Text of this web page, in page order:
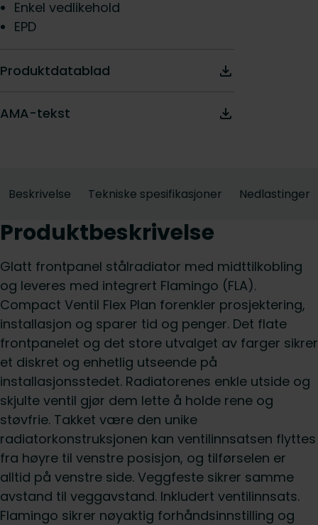
Enkel vedlikehold
EPD
Produktdatablad
AMA-tekst
Beskrivelse Tekniske spesifikasjoner Nedlastinger
Produktbeskrivelse
Glatt frontpanel stålradiator med midttilkobling
og leveres med integrert Flamingo (FLA).
Compact Ventil Flex Plan forenkler prosjektering,
installasjon og sparer tid og penger. Det flate
frontpanelet og det store utvalget av farger sikrer
et diskret og enhetlig utseende på
installasjonsstedet. Radiatorenes enkle utside og
skjulte ventil gjør dem lette å holde rene og
støvfrie. Takket være den unike
radiatorkonstruksjonen kan ventilinnsatsen flyttes
fra høyre til venstre posisjon, og tilførselen er
alltid på venstre side. Veggfeste sikrer samme
avstand til veggavstand. Inkludert ventilinnsats.
Flamingo sikrer nøyaktig forhåndsinnstilling og